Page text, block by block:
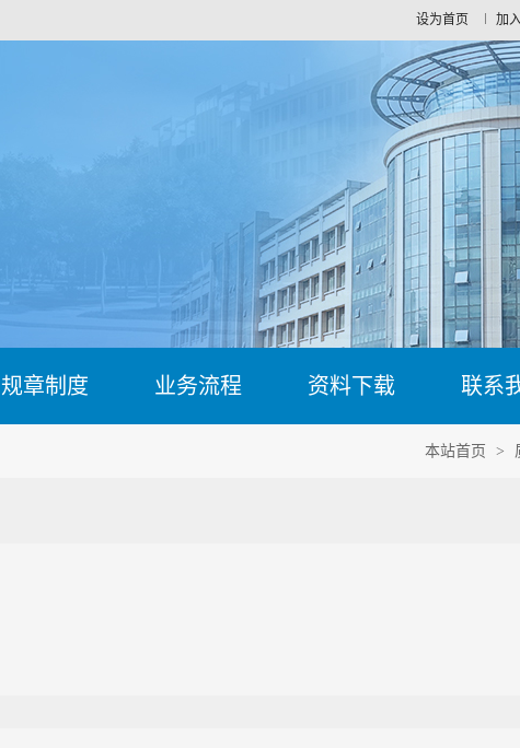
设为首页 加
规章制度 业务流程 资料下载 联系
本站首页 >